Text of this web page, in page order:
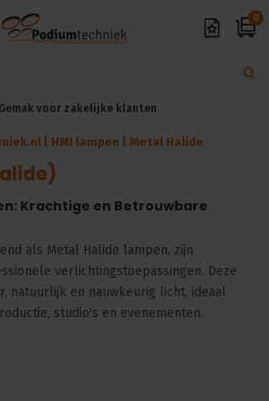
0
Exclusieve A-merken
| HMI lampen | Metal Halide
Krachtige en Betrouwbare
als Metal Halide lampen, zijn
verlichtingstoepassingen. Deze
natuurlijk en nauwkeurig licht, ideaal
studio's en evenementen.